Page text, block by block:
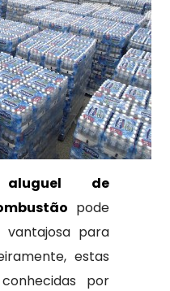
aluguel de
pode
para
estas
por